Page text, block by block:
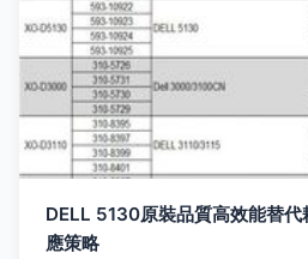
DELL 5130原裝品質高效能替
應策略